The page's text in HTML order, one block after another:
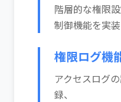
階層的な権限
制御機能を実装
権限ログ機
アクセスログ
録、